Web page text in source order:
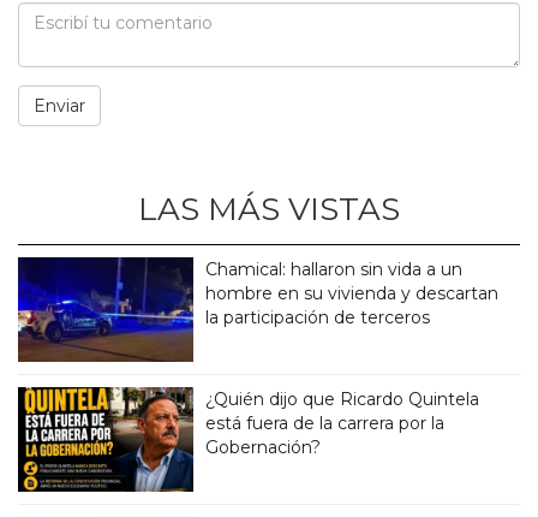
LAS MÁS VISTAS
Chamical: hallaron sin vida a un
hombre en su vivienda y descartan
la participación de terceros
¿Quién dijo que Ricardo Quintela
está fuera de la carrera por la
Gobernación?